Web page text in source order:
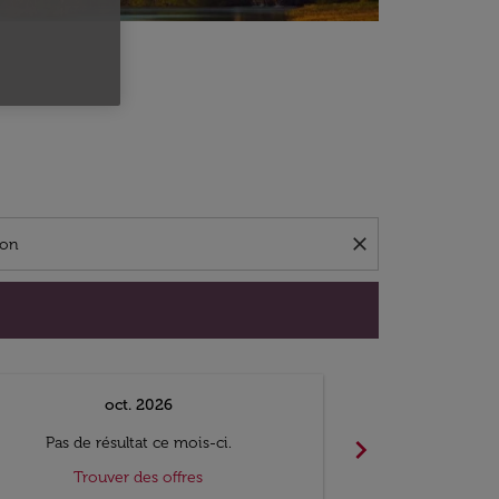
close
oct. 2026
Pas de résultat ce mois-ci.
Trouver des offres
chevron_right